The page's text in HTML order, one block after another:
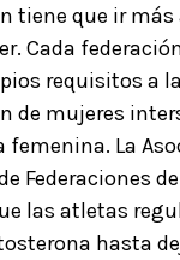
tiene que ir más
Cada
requisitos a
de mujeres
femenina. La
Federaciones
las atletas
hasta